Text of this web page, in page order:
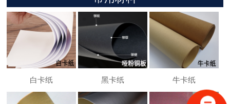
白卡纸 黑卡纸 牛卡纸